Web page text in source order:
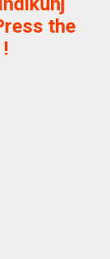
the